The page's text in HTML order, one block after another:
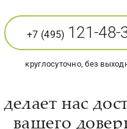
+7 (495) 121-48-
круглосуточно, без
нас
вашего